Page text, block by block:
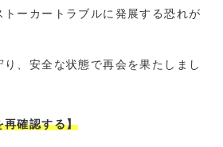
ーカートラブルに発展する恐れが
、安全な状態で再会を果たしまし
再確認する】